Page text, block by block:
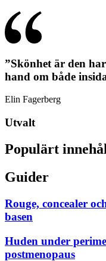
”Skönhet är den
hand om både
Elin Fagerberg
Utvalt
Populärt
Guider
Rouge, concealer
basen
Huden under
postmenopaus